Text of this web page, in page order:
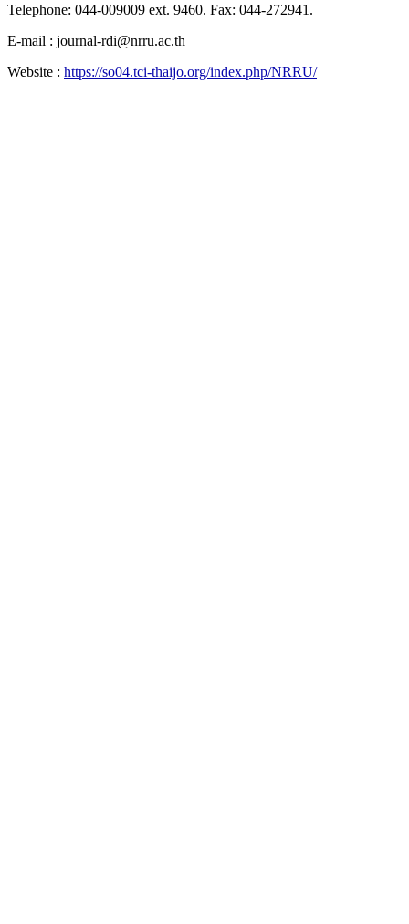
Telephone: 044-009009 ext. 9460. Fax: 044-272941.
E-mail : journal-rdi@nrru.ac.th
Website : https://so04.tci-thaijo.org/index.php/NRRU/